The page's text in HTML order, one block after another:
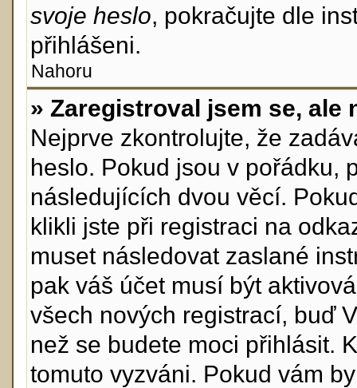
svoje heslo, pokračujte dle
přihlášeni.
Nahoru
» Zaregistroval jsem se, ale
Nejprve zkontrolujte, že
heslo. Pokud jsou v pořádku,
následujících dvou věcí.
klikli jste při registraci na
muset následovat zaslané
pak váš účet musí být
všech nových registrací, buď
než se budete moci přihlásit.
tomuto vyzváni. Pokud vám